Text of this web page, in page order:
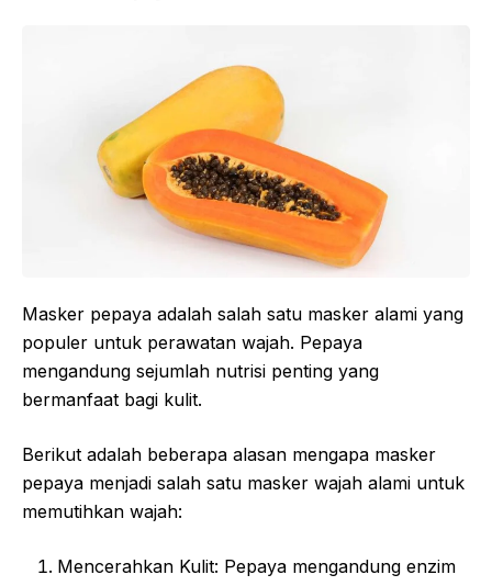
Masker pepaya adalah salah satu masker alami yang
populer untuk perawatan wajah. Pepaya
mengandung sejumlah nutrisi penting yang
bermanfaat bagi kulit.
Berikut adalah beberapa alasan mengapa masker
pepaya menjadi salah satu masker wajah alami untuk
memutihkan wajah:
Mencerahkan Kulit: Pepaya mengandung enzim